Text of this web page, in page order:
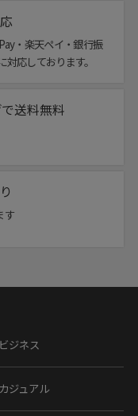
・楽天ペイ・銀行振
応しております。
送料無料
す
ビジネス
カジュアル